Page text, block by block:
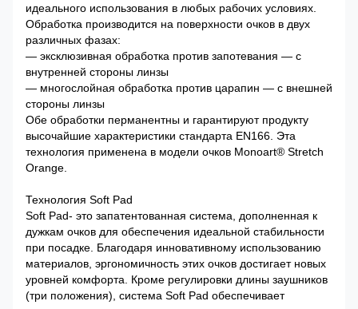
идеального использования в любых рабочих условиях.
Обработка производится на поверхности очков в двух
различных фазах:
— эксклюзивная обработка против запотевания — с
внутренней стороны линзы
— многослойная обработка против царапин — с внешней
стороны линзы
Обе обработки перманентны и гарантируют продукту
высочайшие характеристики стандарта EN166. Эта
технология применена в модели очков Monoart® Stretch
Orange.
Технология Soft Pad
Soft Pad- это запатентованная система, дополненная к
дужкам очков для обеспечения идеальной стабильности
при посадке. Благодаря инновативному использованию
материалов, эргономичность этих очков достигает новых
уровней комфорта. Кроме регулировки длины заушников
(три положения), система Soft Pad обеспечивает